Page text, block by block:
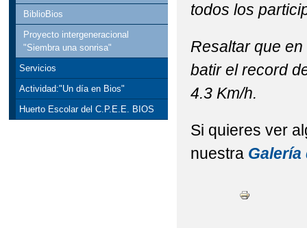
BiblioBios
Proyecto intergeneracional
"Siembra una sonrisa"
Servicios
Actividad:"Un día en Bios"
Huerto Escolar del C.P.E.E. BIOS
todos los
Resaltar que
batir el record
4.3 Km/h.
Si quieres ver
nuestra Galería